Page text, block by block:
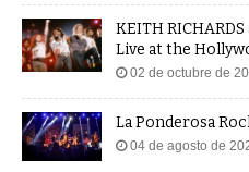
KEITH
Live at the
02 de octubre de
La Ponderosa
04 de agosto de